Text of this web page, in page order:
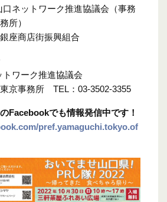
ネットワーク推進協議会（事務
所）
座商店街振興組合
ワーク推進協議会
京事務所 TEL：03‐3502‐3355
Facebookでも情報発信中です！
pref.yamaguchi.tokyo.of